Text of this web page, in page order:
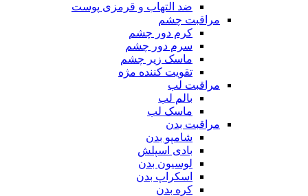
ضد التهاب و قرمزی پوست
مراقبت چشم
کرم دور چشم
سرم دور چشم
ماسک زیر چشم
تقویت کننده مژه
مراقبت لب
بالم لب
ماسک لب
مراقبت بدن
شامپو بدن
بادی اسپلش
لوسیون بدن
اسکراپ بدن
کره بدن